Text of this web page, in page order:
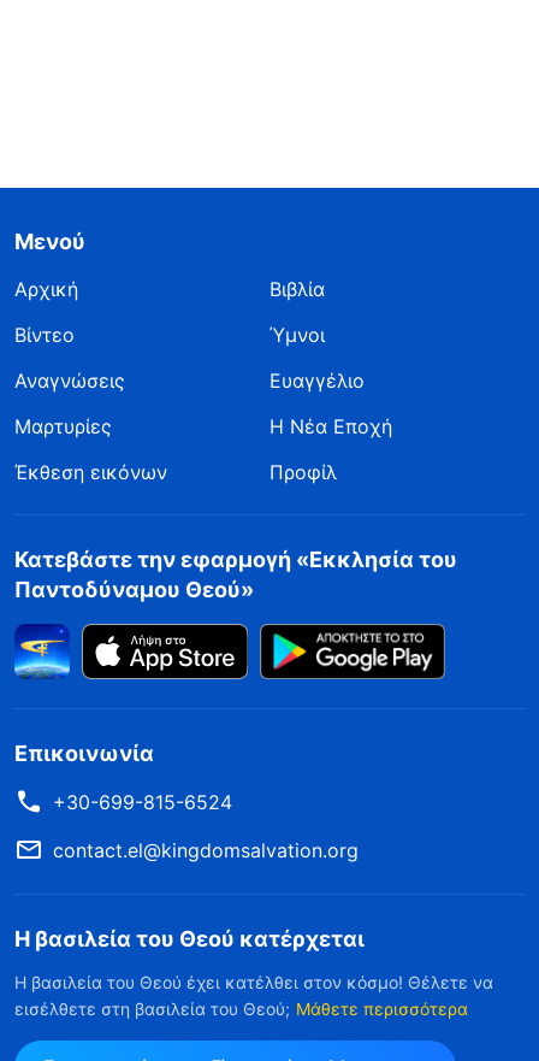
Μενού
Αρχική
Βιβλία
Βίντεο
Ύμνοι
Αναγνώσεις
Ευαγγέλιο
Μαρτυρίες
Η Νέα Εποχή
Έκθεση εικόνων
Προφίλ
Κατεβάστε την εφαρμογή «Εκκλησία του
Παντοδύναμου Θεού»
Επικοινωνία
+30-699-815-6524
contact.el@kingdomsalvation.org
Η βασιλεία του Θεού κατέρχεται
Η βασιλεία του Θεού έχει κατέλθει στον κόσμο! Θέλετε να
εισέλθετε στη βασιλεία του Θεού; Μάθετε περισσότερα